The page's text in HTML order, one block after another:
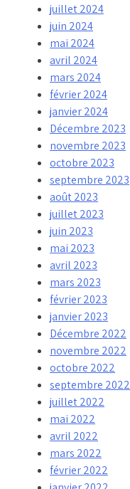
juillet 2024
juin 2024
mai 2024
avril 2024
mars 2024
février 2024
janvier 2024
Décembre 2023
novembre 2023
octobre 2023
septembre 2023
août 2023
juillet 2023
juin 2023
mai 2023
avril 2023
mars 2023
février 2023
janvier 2023
Décembre 2022
novembre 2022
octobre 2022
septembre 2022
juillet 2022
mai 2022
avril 2022
mars 2022
février 2022